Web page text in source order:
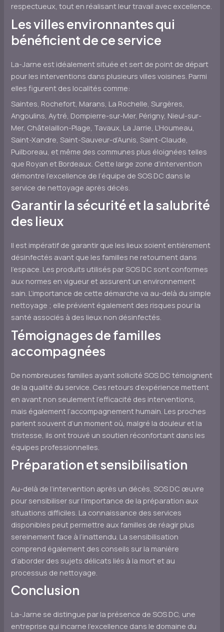
respectueux, tout en réalisant leur travail avec excellence.
Les villes environnantes qui
bénéficient de ce service
La-Jarne est idéalement située et sert de point de départ
pour les interventions dans plusieurs villes voisines. Parmi
elles figurent des localités comme:
Saintes, Rochefort, Marans, La Rochelle, Surgères,
Angoulins, Aytré, Dompierre-sur-Mer, Périgny, Nieul-sur-
Mer, Châtelaillon-Plage, Tavaux, La Jarrie, L’Houmeau,
Saint-Xandre, Saint-Sauveur-d’Aunis, Saint-Claude,
Puilboreau, et même des communes plus éloignées telles
que Royan et Bordeaux. Cette large zone d’intervention
démontre l’excellence de l’équipe de SOS DC dans le
service de nettoyage après décès.
Garantir la sécurité et la salubrité
des lieux
Il est impératif de garantir que les lieux soient entièrement
désinfectés avant que les familles ne retournent dans
l’espace. Les produits utilisés par SOS DC sont conformes
aux normes en vigueur et assurent un environnement
sain. L’importance de cette démarche va au-delà du simple
nettoyage ; elle prévient également des risques pour la
santé associés à des lieux non désinfectés.
Témoignages de familles
accompagnées
De nombreuses familles ayant sollicité SOS DC témoignent
de la qualité du service. Ces retours d’expérience mettent
en avant non seulement l’efficacité des interventions,
mais également l’accompagnement humain. Les proches
parlent souvent d’un moment où, malgré la douleur et la
tristesse, ils ont trouvé un soutien réconfortant dans les
équipes professionnelles.
Préparation et sensibilisation
Au-delà de l’intervention après un décès, SOS DC œuvre
pour sensibiliser sur l’importance de la préparation aux
situations difficiles. La connaissance des services
disponibles peut permettre aux familles de réagir plus
sereinement face à l’inattendu. La sensibilisation
comprend également des conseils sur la manière
d’aborder des sujets délicats liés à la mort et au
processus de nettoyage.
Conclusion
La-Jarne se distingue par la présence de SOS DC, une
entreprise qui incarne l’excellence dans le domaine du